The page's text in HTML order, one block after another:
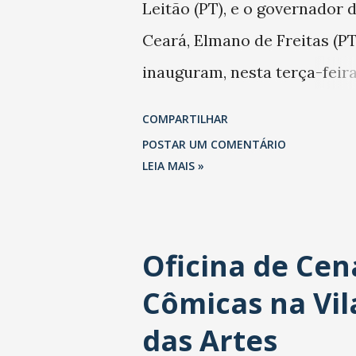
Leitão (PT), e o governador
Ceará, Elmano de Freitas
inauguram, nesta terça-feira
novo espaço da Escola de
Música da Vila das Artes. A
bairro Bom Futuro (Grande
Montese), com ampliação
salas de aula e dos espaços
COMPARTILHAR
POSTAR UM COMENTÁRIO
LEIA MAIS »
Oficina de
Cômicas na
das Artes